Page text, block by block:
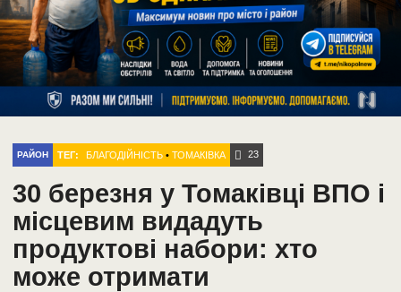
РАЙОН ТЕГ: БЛАГОДІЙНІСТЬ •ТОМАКІВКА 23
30 березня у Томаківці ВПО і
місцевим видадуть
продуктові набори: хто
може отримати